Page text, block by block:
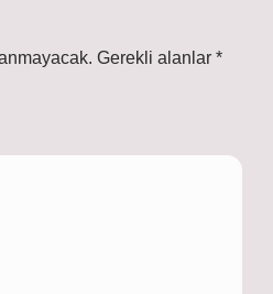
Gerekli alanlar *